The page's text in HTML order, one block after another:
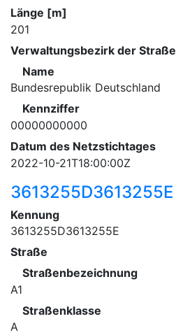
Länge [m]
201
Verwaltungsbezirk der Straße
Name
Bundesrepublik Deutschland
Kennziffer
00000000000
Datum des Netzstichtages
2022-10-21T18:00:00Z
3613255D3613255E
Kennung
3613255D3613255E
Straße
Straßenbezeichnung
A1
Straßenklasse
A